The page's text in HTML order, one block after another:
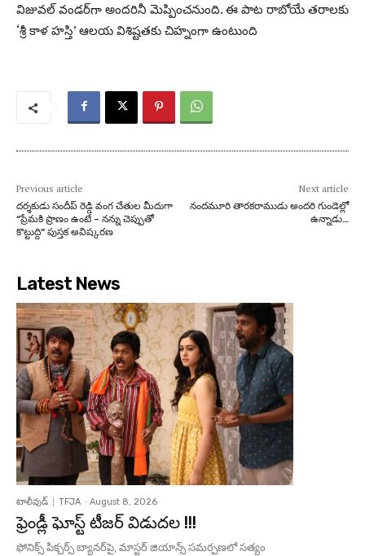
విజువల్ వండర్‌గా అందరినీ మెప్పించనుంది. ఈ పాట రాబోయే తరాలకు
‘శ్రీ కాళ హస్తి’ ఆలయ విశిష్టతకు చిహ్నంగా ఉంటుంది
Previous article
దర్శకుడు సందీప్ రెడ్డి వంగ చేతుల మీదుగా
“ప్రేమకి ప్రాణం ఉంటే – నన్ను చెప్పుతో
కొట్టుద్ది” పుస్తక అవిష్కరణ
Next article
నందమూరి తారకరాముడు అందరి గుండెల్లో
ఉన్నాడు…
Latest News
టాలీవుడ్ TFJA - August 8, 2026
ఫ్రెండ్లీ ఘోస్ట్ టీజర్ విడుదల !!!
ఫోనిక్స్ పిక్చర్స్ బ్యానర్‌పై, మాస్టర్ జియాన్స్ సమర్పణలో సత్యం